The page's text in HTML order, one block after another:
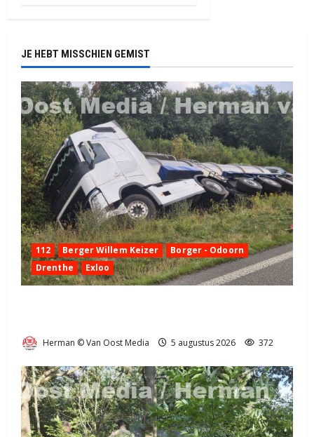
JE HEBT MISSCHIEN GEMIST
112 Berger Willem Keizer
Borger - Odoorn
Drenthe
Exloo
Herman © Van Oost Media 5 augustus 2026 372